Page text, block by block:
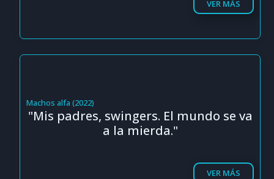
VER MÁS
Machos alfa (2022)
"Mis padres, swingers. El mundo se va
a la mierda."
VER MÁS